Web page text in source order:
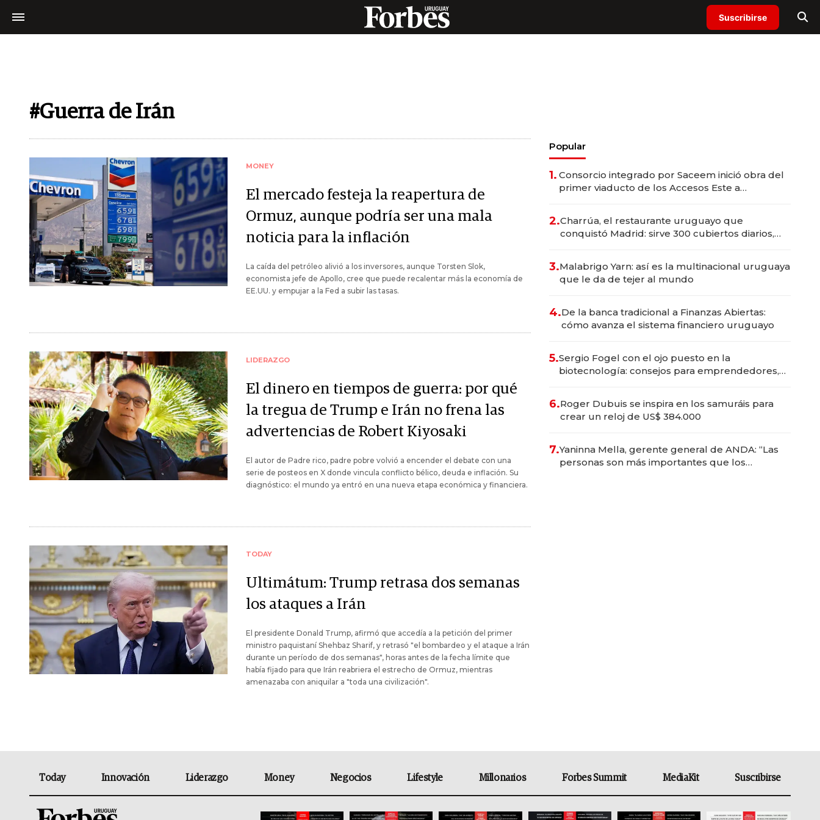
Suscribirse
#Guerra de Irán
MONEY
El mercado festeja la reapertura de
Ormuz, aunque podría ser una mala
noticia para la inflación
La caída del petróleo alivió a los inversores, aunque Torsten Slok,
economista jefe de Apollo, cree que puede recalentar más la economía de
EE.UU. y empujar a la Fed a subir las tasas.
LIDERAZGO
El dinero en tiempos de guerra: por qué
la tregua de Trump e Irán no frena las
advertencias de Robert Kiyosaki
El autor de Padre rico, padre pobre volvió a encender el debate con una
serie de posteos en X donde vincula conflicto bélico, deuda e inflación. Su
diagnóstico: el mundo ya entró en una nueva etapa económica y financiera.
TODAY
Ultimátum: Trump retrasa dos semanas
los ataques a Irán
El presidente Donald Trump, afirmó que accedía a la petición del primer
ministro paquistaní Shehbaz Sharif, y retrasó "el bombardeo y el ataque a Irán
durante un período de dos semanas", horas antes de la fecha límite que
había fijado para que Irán reabriera el estrecho de Ormuz, mientras
amenazaba con aniquilar a "toda una civilización".
Popular
1. Consorcio integrado por Saceem inició obra del
primer viaducto de los Accesos Este a
2.Charrúa, el restaurante uruguayo que
conquistó Madrid: sirve 300 cubiertos diarios,
3.Malabrigo Yarn: así es la multinacional uruguaya
que le da de tejer al mundo
4.De la banca tradicional a Finanzas Abiertas:
cómo avanza el sistema financiero uruguayo
5.Sergio Fogel con el ojo puesto en la
biotecnología: consejos para emprendedores,
6.Roger Dubuis se inspira en los samuráis para
crear un reloj de US$ 384.000
7.Yaninna Mella, gerente general de ANDA: “Las
personas son más importantes que los
Today Innovación Liderazgo Money Negocios Lifestyle Millonarios Forbes Summit MediaKit Suscribirse